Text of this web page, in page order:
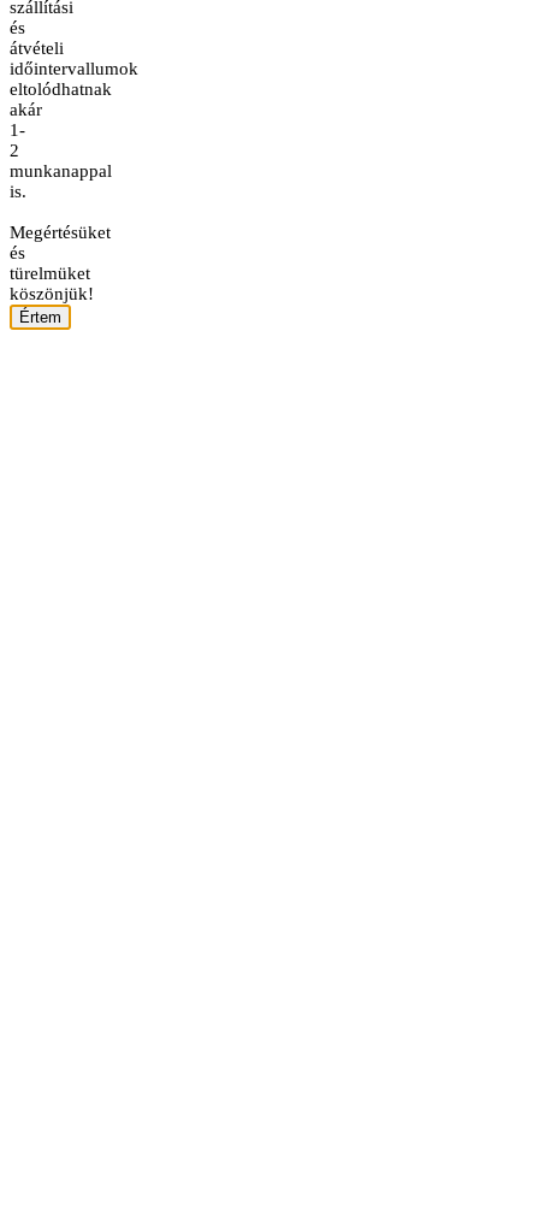
szállítási
és
átvételi
időintervallumok
eltolódhatnak
akár
1-
2
munkanappal
is.
Megértésüket
és
türelmüket
köszönjük!
Értem